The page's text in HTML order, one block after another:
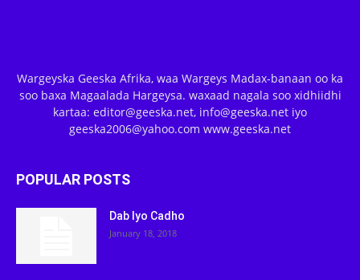
Wargeyska Geeska Afrika, waa Wargeys Madax-banaan oo ka
soo baxa Magaalada Hargeysa. waxaad nagala soo xidhiidhi
kartaa: editor@geeska.net, info@geeska.net iyo
geeska2006@yahoo.com www.geeska.net
POPULAR POSTS
Dab Iyo Cadho
January 18, 2018